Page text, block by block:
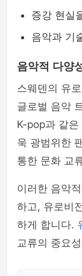
증강 현실
음악과 기
음악적 다양
스웨덴의 유
글로벌 음악
K-pop과 같은
욱 광범위한
통한 문화 교
이러한 음악
하고, 유로비
하게 합니다.
교류의 중요